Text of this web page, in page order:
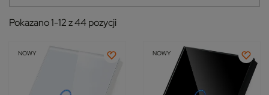
Pokazano 1-12 z 44 pozycji
NOWY NOWY